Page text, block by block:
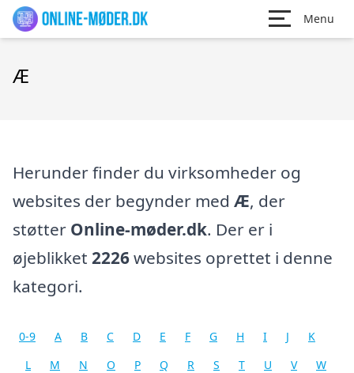
Menu
Æ
Herunder finder du virksomheder og
websites der begynder med Æ, der
støtter Online-møder.dk. Der er i
øjeblikket 2226websites oprettet i denne
kategori.
0-9 A B C D E F G H I J
K
L
M N O P Q R S T U V
W